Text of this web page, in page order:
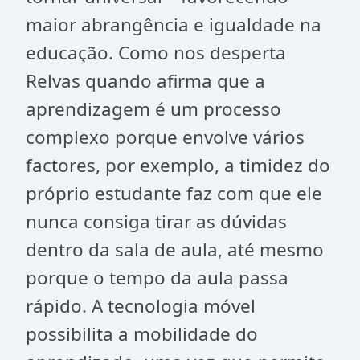
maior abrangência e igualdade na
educação. Como nos desperta
Relvas quando afirma que a
aprendizagem é um processo
complexo porque envolve vários
factores, por exemplo, a timidez do
próprio estudante faz com que ele
nunca consiga tirar as dúvidas
dentro da sala de aula, até mesmo
porque o tempo da aula passa
rápido. A tecnologia móvel
possibilita a mobilidade do